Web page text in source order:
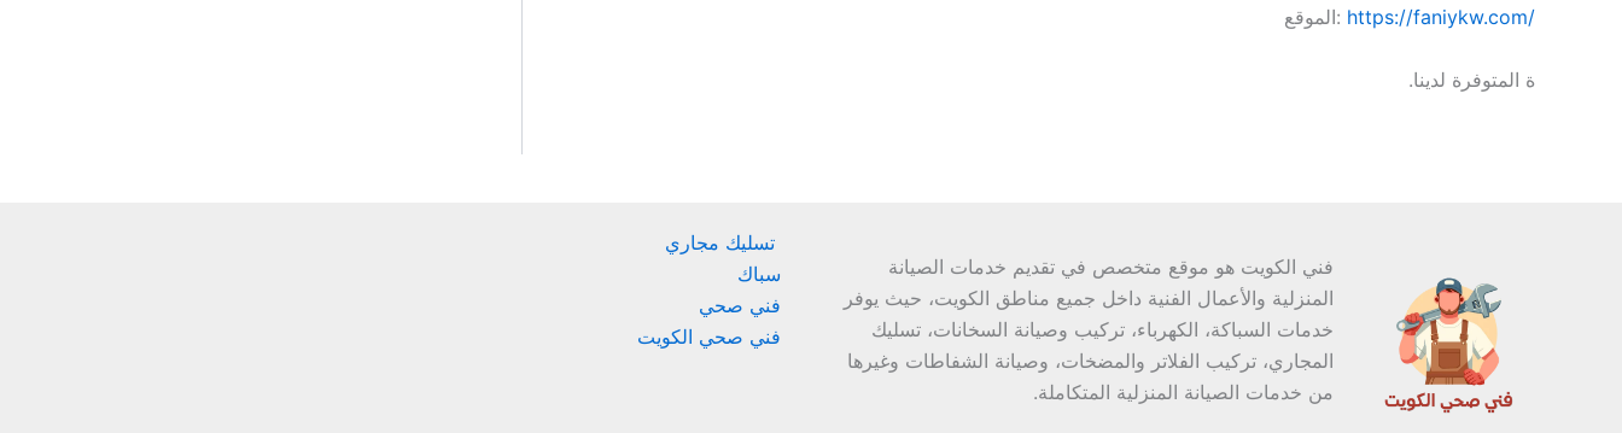
الموقع: https://faniykw.com/
ة المتوفرة لدينا.
فني الكويت هو موقع متخصص في تقديم خدمات الصيانة
المنزلية والأعمال الفنية داخل جميع مناطق الكويت، حيث يوفر
خدمات السباكة، الكهرباء، تركيب وصيانة السخانات، تسليك
المجاري، تركيب الفلاتر والمضخات، وصيانة الشفاطات وغيرها
من خدمات الصيانة المنزلية المتكاملة.
تسليك مجاري
سباك
فني صحي
فني صحي الكويت